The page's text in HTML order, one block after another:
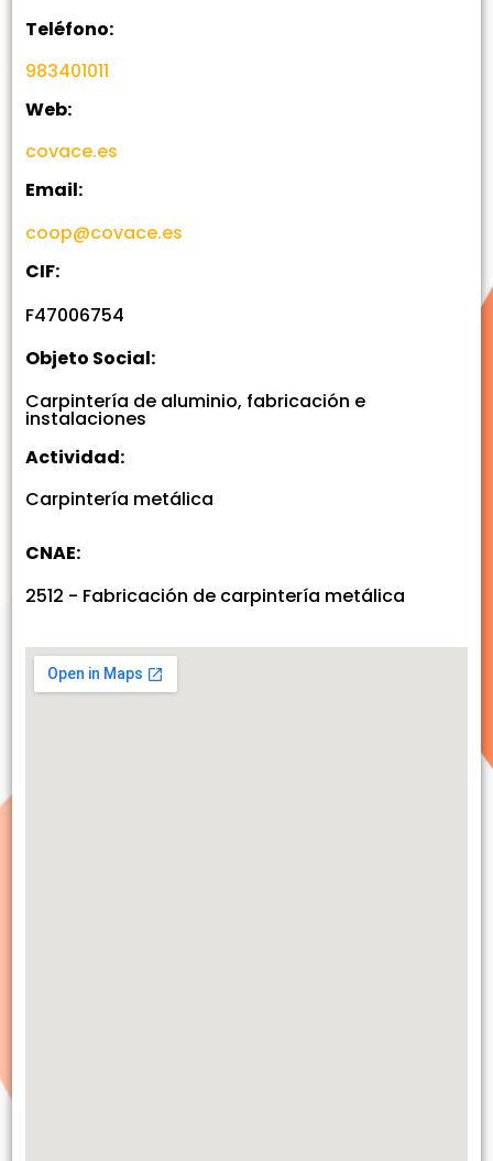
Teléfono:
983401011
Web:
covace.es
Email:
coop@covace.es
CIF:
F47006754
Objeto Social:
Carpintería de aluminio, fabricación e
instalaciones
Actividad:
Carpintería metálica
CNAE:
2512 - Fabricación de carpintería metálica